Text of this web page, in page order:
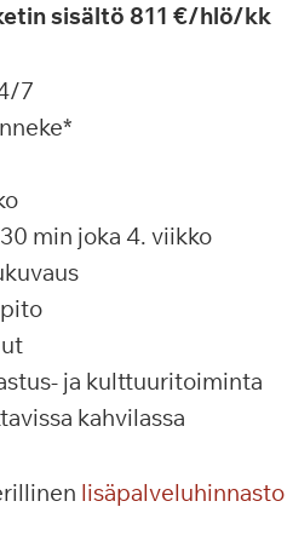
sisältö 811 €/hlö/kk
7
min joka 4. viikko
ja kulttuuritoiminta
kahvilassa
lisäpalveluhinnasto